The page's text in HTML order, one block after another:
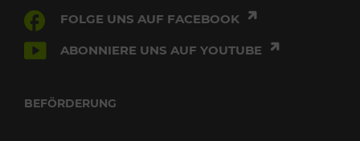
FOLGE UNS AUF FACEBOOK
ABONNIERE UNS AUF YOUTUBE
BEFÖRDERUNG